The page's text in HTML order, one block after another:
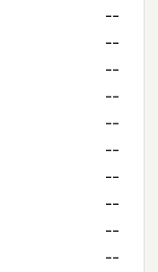
--
--
--
--
--
--
--
--
--
--